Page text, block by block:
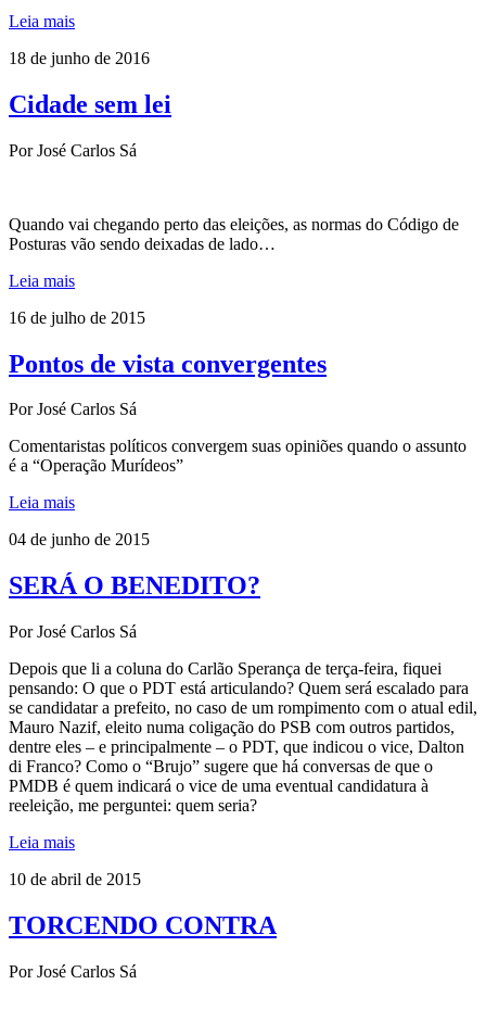
Leia mais
18 de junho de 2016
Cidade sem lei
Por José Carlos Sá
Quando vai chegando perto das eleições, as normas do Código de
Posturas vão sendo deixadas de lado…
Leia mais
16 de julho de 2015
Pontos de vista convergentes
Por José Carlos Sá
Comentaristas políticos convergem suas opiniões quando o assunto
é a “Operação Murídeos”
Leia mais
04 de junho de 2015
SERÁ O BENEDITO?
Por José Carlos Sá
Depois que li a coluna do Carlão Sperança de terça-feira, fiquei
pensando: O que o PDT está articulando? Quem será escalado para
se candidatar a prefeito, no caso de um rompimento com o atual edil,
Mauro Nazif, eleito numa coligação do PSB com outros partidos,
dentre eles – e principalmente – o PDT, que indicou o vice, Dalton
di Franco? Como o “Brujo” sugere que há conversas de que o
PMDB é quem indicará o vice de uma eventual candidatura à
reeleição, me perguntei: quem seria?
Leia mais
10 de abril de 2015
TORCENDO CONTRA
Por José Carlos Sá